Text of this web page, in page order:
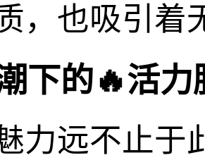
，也吸引着
下的🔥活力
力远不止于